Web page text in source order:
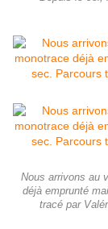
Nous arrivons au
déjà emprunté
tracé par